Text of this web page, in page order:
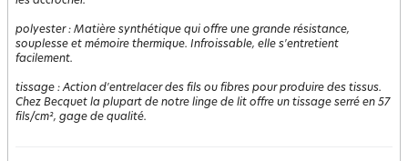
polyester: Matière synthétique qui offre une grande résistance,
souplesse et mémoire thermique. Infroissable, elle s'entretient
facilement.
tissage :Action d'entrelacer des fils ou fibres pour produire des tissus.
Chez Becquet la plupart de notre linge de lit offre un tissage serré en 57
fils/cm², gage de qualité.